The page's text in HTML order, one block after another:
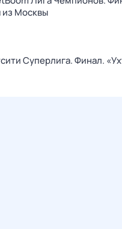
из Москвы
Суперлига. Финал.